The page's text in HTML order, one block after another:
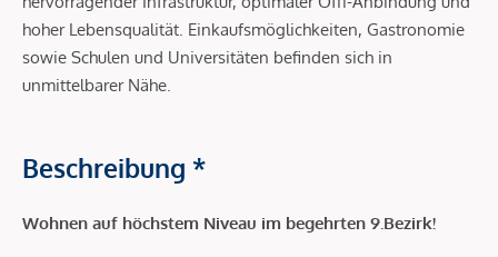
hoher Lebensqualität. Einkaufsmöglichkeiten, Gastronomie
sowie Schulen und Universitäten befinden sich in
unmittelbarer Nähe.
Beschreibung *
Wohnen auf höchstem Niveau im begehrten 9.Bezirk!